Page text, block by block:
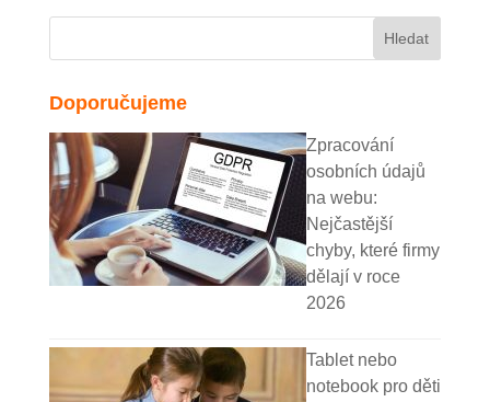
Doporučujeme
Zpracování
osobních údajů
na webu:
Nejčastější
chyby, které firmy
dělají v roce
2026
Tablet nebo
notebook pro děti